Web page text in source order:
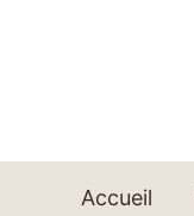
Accueil